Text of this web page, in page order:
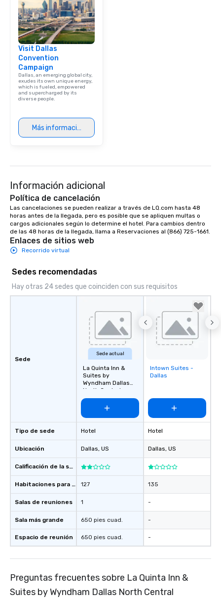
Visit Dallas
Convention
Campaign
Dallas, an emerging global city,
exudes its own unique energy,
which is fueled, empowered
and supercharged by its
diverse people.
Más información
Información adicional
Política de cancelación
Las cancelaciones se pueden realizar a través de LQ.com hasta 48
horas antes de la llegada, pero es posible que se apliquen multas o
cargos adicionales según lo determine el hotel. Para cambios dentro
de las 48 horas de la llegada, llama a Reservaciones al (866) 725-1661.
Enlaces de sitios web
Recorrido virtual
Sedes recomendadas
Hay otras 24 sedes que coinciden con sus requisitos
Sede
Tipo de sede
Ubicación
Calificación de la sede
Habitaciones para huéspedes
Salas de reuniones
Sala más grande
Espacio de reunión
Sede actual
La Quinta Inn &
Suites by
Wyndham Dallas
North Central
Hotel
Dallas, US
127
1
650 pies cuad.
650 pies cuad.
Removed from
favorites
Intown Suites -
Dallas
Hotel
Dallas, US
135
-
-
-
Preguntas frecuentes sobre La Quinta Inn &
Suites by Wyndham Dallas North Central